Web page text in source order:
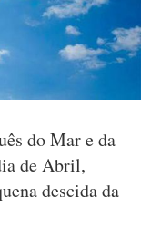
do Mar e da
de Abril,
descida da